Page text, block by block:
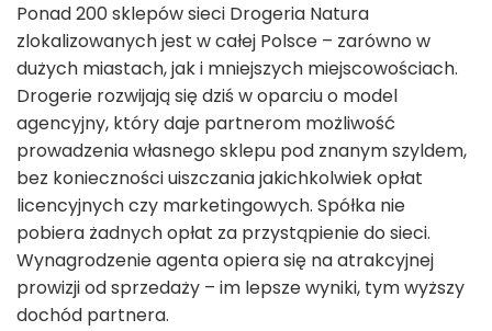
Ponad 200 sklepów sieci Drogeria Natura
zlokalizowanych jest w całej Polsce – zarówno w
dużych miastach, jak i mniejszych miejscowościach.
Drogerie rozwijają się dziś w oparciu o model
agencyjny, który daje partnerom możliwość
prowadzenia własnego sklepu pod znanym szyldem,
bez konieczności uiszczania jakichkolwiek opłat
licencyjnych czy marketingowych. Spółka nie
pobiera żadnych opłat za przystąpienie do sieci.
Wynagrodzenie agenta opiera się na atrakcyjnej
prowizji od sprzedaży – im lepsze wyniki, tym wyższy
dochód partnera.